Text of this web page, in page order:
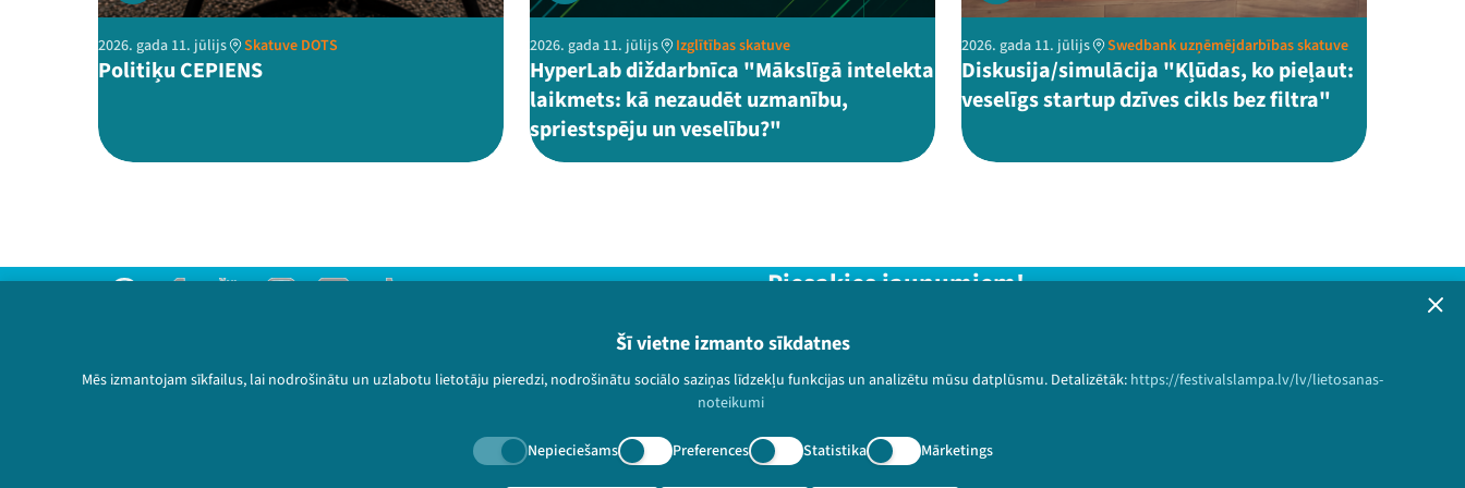
Šī vietne izmanto sīkdatnes
Mēs izmantojam sīkfailus, lai nodrošinātu un uzlabotu lietotāju pieredzi, nodrošinātu sociālo saziņas līdzekļu funkcijas un analizētu mūsu datplūsmu. Detalizētāk: https://festivalslampa.lv/lv/lietosanas-
noteikumi
Nepieciešams Preferences Statistika Mārketings
2026. gada 11. jūlijs Skatuve DOTS
Politiķu CEPIENS
2026. gada 11. jūlijs Izglītības skatuve
HyperLab diždarbnīca "Mākslīgā intelekta
laikmets: kā nezaudēt uzmanību,
spriestspēju un veselību?"
2026. gada 11. jūlijs Swedbank uzņēmējdarbības skatuve
Diskusija/simulācija "Kļūdas, ko pieļaut:
veselīgs startup dzīves cikls bez filtra"
Privātuma politika
Lietošanas noteikumi un sīkdatņu politika
© 2026 Sarunu festivāls LAMPA Visas tiesības paturētas.
Piesakies jaunumiem!
Nepalaid garām aktuālāko informāciju!
Pieteikties